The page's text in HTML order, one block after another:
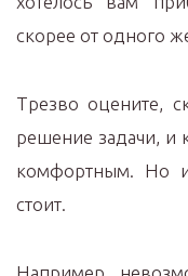
скорее от одного
Трезво оцените,
решение задачи, и
комфортным. Но и
стоит.